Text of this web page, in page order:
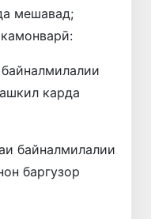
мешавад;
карда
байналмилалии
баргузор